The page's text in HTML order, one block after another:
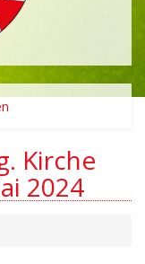
Kirche
2024